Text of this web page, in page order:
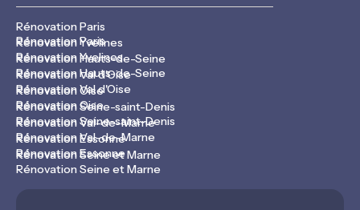
Rénovation Paris
Rénovation Paris
Rénovation Yvelines
Rénovation Yvelines
Rénovation Hauts-de-Seine
Rénovation Hauts-de-Seine
Rénovation Val d'Oise
Rénovation Val d'Oise
Rénovation Oise
Rénovation Oise
Rénovation Seine-saint-Denis
Rénovation Seine-saint-Denis
Rénovation Val-de-Marne
Rénovation Val-de-Marne
Rénovation Essonne
Rénovation Essonne
Rénovation Seine et Marne
Rénovation Seine et Marne